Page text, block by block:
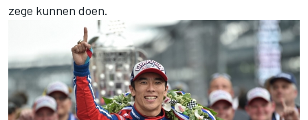
zege kunnen doen.